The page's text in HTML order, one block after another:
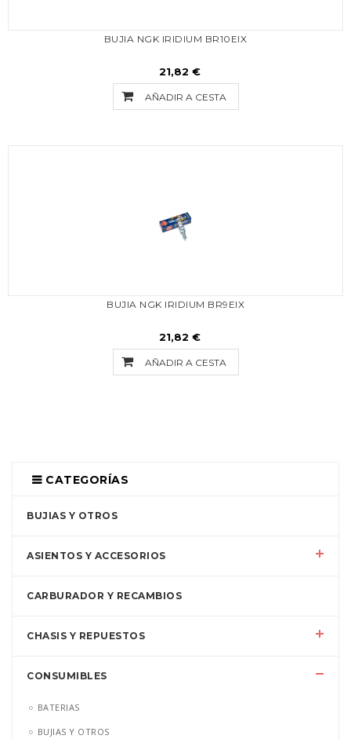
BUJIA NGK IRIDIUM BR10EIX
21,82 €
AÑADIR A CESTA
BUJIA NGK IRIDIUM BR9EIX
21,82 €
AÑADIR A CESTA
CATEGORÍAS
BUJIAS Y OTROS
ASIENTOS Y ACCESORIOS
CARBURADOR Y RECAMBIOS
CHASIS Y REPUESTOS
CONSUMIBLES
BATERIAS
BUJIAS Y OTROS